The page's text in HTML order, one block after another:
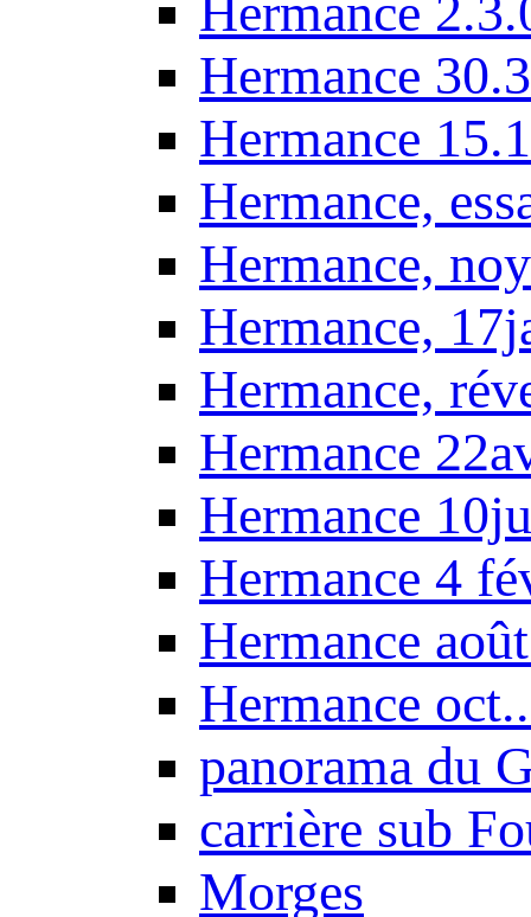
Hermance
Hermance
Hermance
Hermance,
Hermance,
Hermance,
Hermance,
Hermance
Hermance
Hermance 4
Hermance
Hermance
panorama du
carrière sub
Morges